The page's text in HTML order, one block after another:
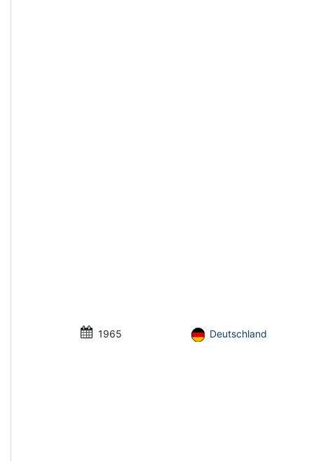
1965 Deutschland